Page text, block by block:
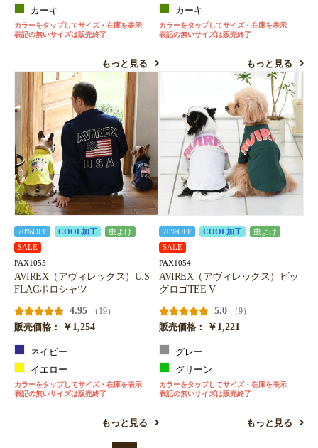
カーキ
カラーをタップしてサイズ・在庫を表示
表記の無いサイズは販売終了
もっと見る
カーキ
カラーをタップしてサイズ・在庫を表示
表記の無いサイズは販売終了
もっと見る
70%OFF COOL加工
虫よけ
SALE
PAX1055
AVIREX（アヴィレックス）U.S
FLAGポロシャツ
4.95
（19）
販売価格：
￥1,254
ネイビー
イエロー
カラーをタップしてサイズ・在庫を表示
表記の無いサイズは販売終了
もっと見る
70%OFF COOL加工
虫よけ
SALE
PAX1054
AVIREX（アヴィレックス）ビッ
グロゴTEE V
5.0
（9）
販売価格：
￥1,221
グレー
グリーン
カラーをタップしてサイズ・在庫を表示
表記の無いサイズは販売終了
もっと見る